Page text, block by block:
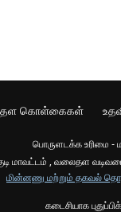
கொள்கைகள்
பொருளடக்க உரிமை -
மாவட்டம் , வலைதள
மின்னணு மற்றும் தகவல்
கடைசியாக